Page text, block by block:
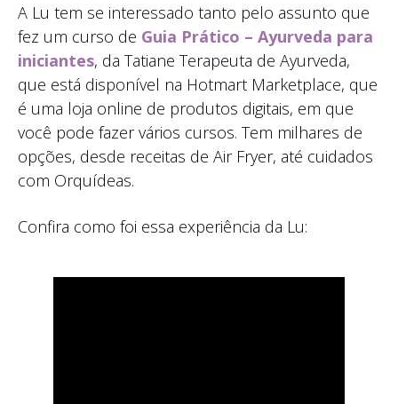
A Lu tem se interessado tanto pelo assunto que
fez um curso de Guia Prático – Ayurveda para
iniciantes, da Tatiane Terapeuta de Ayurveda,
que está disponível na Hotmart Marketplace, que
é uma loja online de produtos digitais, em que
você pode fazer vários cursos. Tem milhares de
opções, desde receitas de Air Fryer, até cuidados
com Orquídeas.
Confira como foi essa experiência da Lu: